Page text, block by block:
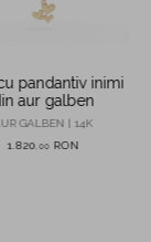
pandantiv inimi
aur galben
GALBEN | 14K
1.820 00 RON